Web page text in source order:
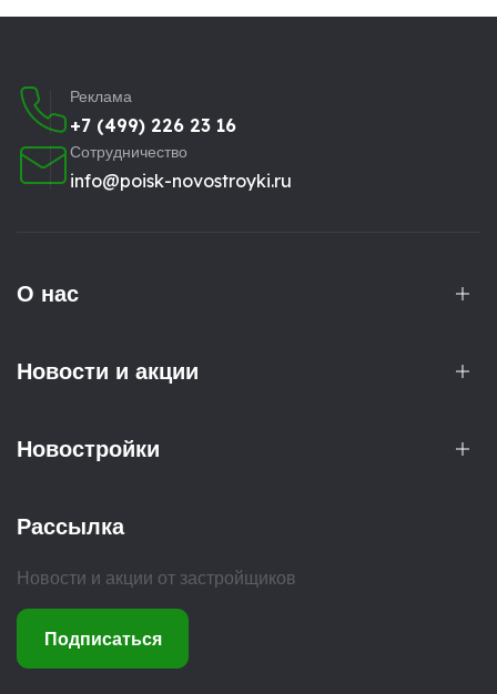
Реклама
+7 (499) 226 23 16
Сотрудничество
info@poisk-novostroyki.ru
О нас
Новости и акции
Новостройки
Рассылка
Новости и акции от застройщиков
Подписаться